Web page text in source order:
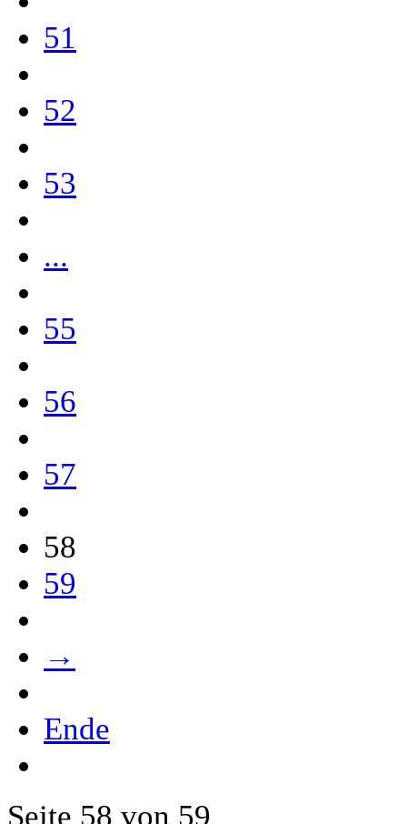
51
52
53
...
55
56
57
58
59
→
Ende
Seite 58 von 59